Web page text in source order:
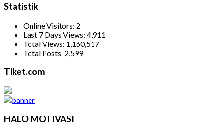
Statistik
Online Visitors: 2
Last 7 Days Views: 4,911
Total Views: 1,160,517
Total Posts: 2,599
Tiket.com
HALO MOTIVASI